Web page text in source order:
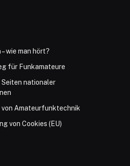
wie man hört?
für Funkamateure
nationaler
Amateurfunktechnik
von Cookies (EU)